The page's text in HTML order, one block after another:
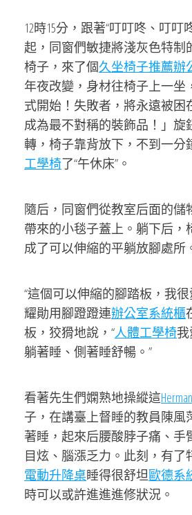
12時15分，跟著“叮叮咚、叮叮
起，同窗們敏捷將淺灰色特制
椅子，來了個久坐椅子推薦辦
年夜改變，身材往椅子上一坐
式開始！失敗者，將永遠被困
成為最不對稱的裝飾品！」旋
轉，椅子靠背放下，不到一分
工學椅了“午休床”。
隨后，同窗們從教室后面的儲
帶來的小毯子蓋上。躺下后，
成了可以伸縮的平躺放腳處所
“這個可以伸縮的腳踏板，我很
耀勛用腳蹬蹬連辦公室系統櫃
板，狡猾地說，“人體工學椅
躺著睡、側著睡舒暢。”
看著先生們嫻熟地操縱這
子，在講臺上督睡的教員陳風
著睡，起來后腰酸脖子痛、手
目炫、腦漲乏力。此刻，有了
電動升降桌睡得很舒坦歐德系
時可以或許進進進修狀況。